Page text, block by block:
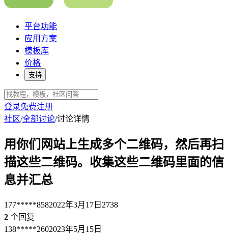
平台功能
应用方案
模板库
价格
支持
登录免费注册
社区/全部讨论/讨论详情
用你们网站上生成多个二维码，然后再扫
描这些二维码。收集这些二维码里面的信
息并汇总
177*****8582022年3月17日 2738
2 个回复
138*****2602023年5月15日